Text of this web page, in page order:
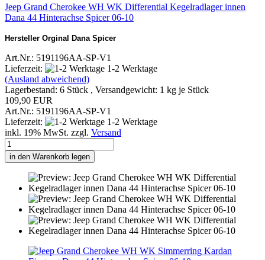
Jeep Grand Cherokee WH WK Differential Kegelradlager innen
Dana 44 Hinterachse Spicer 06-10
Hersteller Orginal Dana Spicer
Art.Nr.: 5191196AA-SP-V1
Lieferzeit:
1-2 Werktage
(Ausland abweichend)
Lagerbestand: 6 Stück , Versandgewicht: 1 kg je Stück
109,90 EUR
Art.Nr.: 5191196AA-SP-V1
Lieferzeit:
1-2 Werktage
inkl. 19% MwSt. zzgl. Versand
in den Warenkorb legen